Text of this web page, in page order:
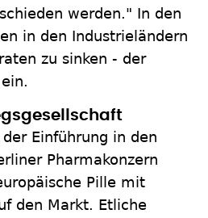
werden." In den
in den Industrieländern
zu sinken - der
Einführung in den
Pharmakonzern
Pille mit
den Markt. Etliche